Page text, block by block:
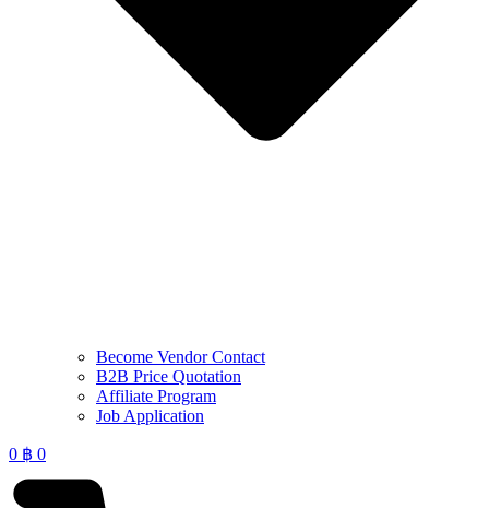
Become Vendor Contact
B2B Price Quotation
Affiliate Program
Job Application
0 ฿ 0